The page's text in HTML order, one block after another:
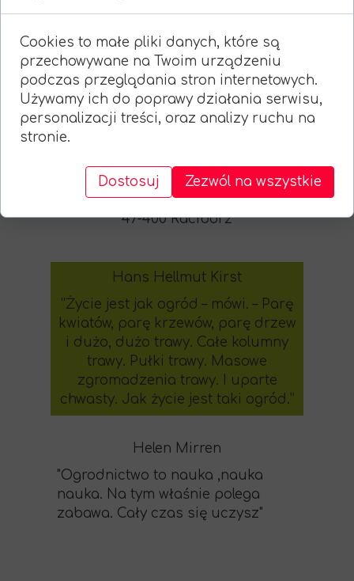
Helen Mirren
"Ogrodnictwo to nauka ,nauka
nauka. Na tym właśnie polega
zabawa. Cały czas się uczysz"
Hans Hellmut Kirst
“Życie jest jak ogród – mówi. – Parę
kwiatów, parę krzewów, parę drzew
i dużo, dużo trawy. Całe kolumny
trawy. Pułki trawy. Masowe
zgromadzenia trawy. I uparte
chwasty. Jak życie jest taki ogród.”
mail:rodstrzecha@gmail.com
Ul. Śląska 2
47-400 Racibórz
Cookies to małe pliki danych, które są
przechowywane na Twoim urządzeniu
podczas przeglądania stron internetowych.
Używamy ich do poprawy działania serwisu,
personalizacji treści, oraz analizy ruchu na
stronie.
Dostosuj Zezwól na wszystkie